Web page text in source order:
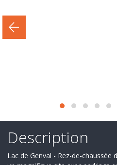
Derniers
deals
Ils
Description
Lac de Genval - Rez-de-chaussée